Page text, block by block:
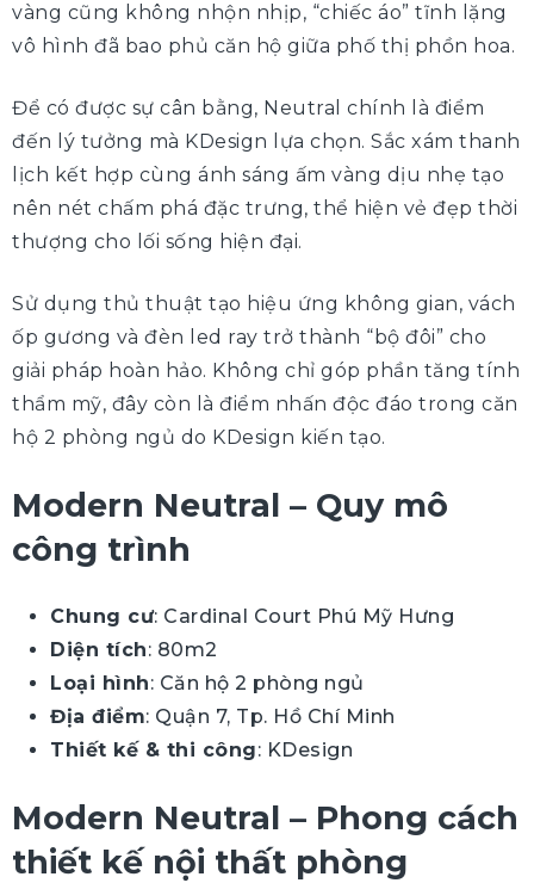
vàng cũng không nhộn nhịp, “chiếc áo” tĩnh lặng
vô hình đã bao phủ căn hộ giữa phố thị phồn hoa.
Để có được sự cân bằng, Neutral chính là điểm
đến lý tưởng mà KDesign lựa chọn. Sắc xám thanh
lịch kết hợp cùng ánh sáng ấm vàng dịu nhẹ tạo
nên nét chấm phá đặc trưng, thể hiện vẻ đẹp thời
thượng cho lối sống hiện đại.
Sử dụng thủ thuật tạo hiệu ứng không gian, vách
ốp gương và đèn led ray trở thành “bộ đôi” cho
giải pháp hoàn hảo. Không chỉ góp phần tăng tính
thẩm mỹ, đây còn là điểm nhấn độc đáo trong căn
hộ 2 phòng ngủ do KDesign kiến tạo.
Modern Neutral – Quy mô
công trình
Chung cư: Cardinal Court Phú Mỹ Hưng
Diện tích: 80m2
Loại hình: Căn hộ 2 phòng ngủ
Địa điểm: Quận 7, Tp. Hồ Chí Minh
Thiết kế & thi công: KDesign
Modern Neutral – Phong cách
thiết kế nội thất phòng